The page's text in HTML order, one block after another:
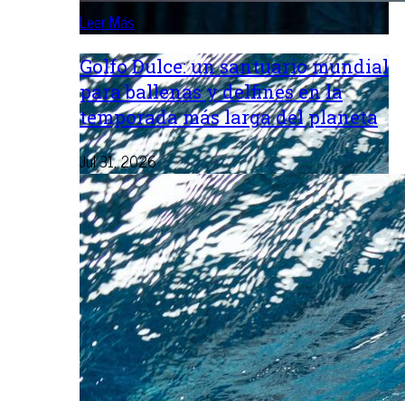
Leer Más
Golfo Dulce: un santuario mundial
para ballenas y delfines en la
temporada más larga del planeta
Jul 31, 2026